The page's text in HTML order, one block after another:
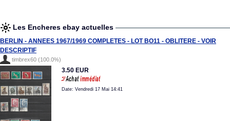
Les Encheres ebay actuelles
BERLIN - ANNEES 1967/1969 COMPLETES - LOT BO11 - OBLITERE - VOIR
DESCRIPTIF
timbrex60 (100.0%)
3.50 EUR
Date: Vendredi 17 Mai 14:41